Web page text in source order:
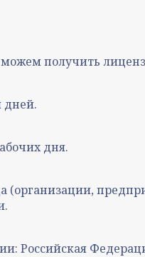
можем получить
дней.
дня.
(организации,
Российская